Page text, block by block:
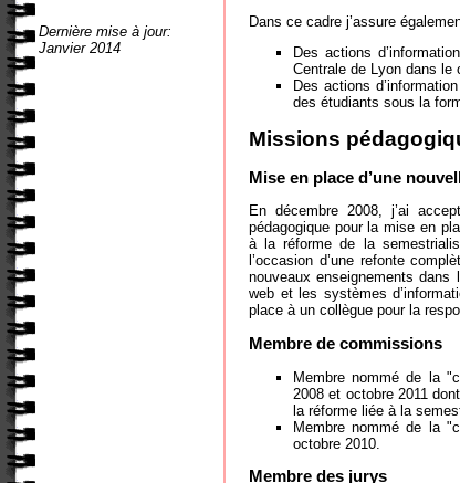
Dernière mise à jour:
Janvier 2014
Dans ce cadre j’assure
Des actions
Centrale de Lyon dans le
Des actions
des étudiants sous la
Missions
Mise en place d’une
En décembre 2008, j’ai
pédagogique pour la mise en
à la réforme de la
l’occasion d’une refonte
nouveaux enseignements
web et les systèmes
place à un collègue pour la
Membre de commissions
Membre nommé de la
2008 et octobre 2011
la réforme liée à la
Membre nommé de la
octobre 2010.
Membre des jurys